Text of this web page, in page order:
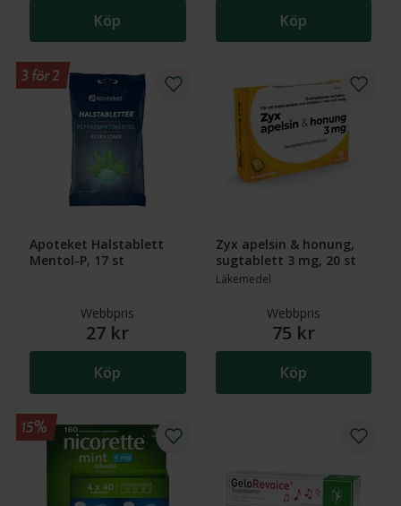
Köp Köp
Apoteket Halstablett
Mentol-P, 17 st
Webbpris
27 kr
Köp
3 för 2
Zyx apelsin & honung,
sugtablett 3 mg, 20 st
Läkemedel
Webbpris
75 kr
Köp
15%